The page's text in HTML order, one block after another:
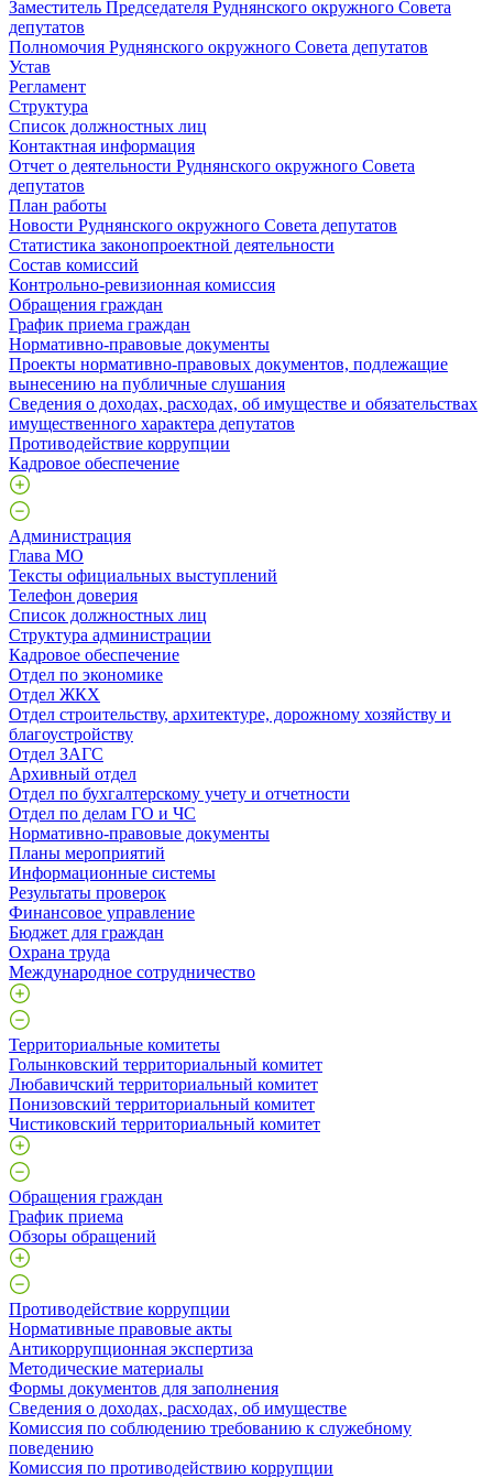
Заместитель Председателя Руднянского окружного Совета
депутатов
Полномочия Руднянского окружного Совета депутатов
Устав
Регламент
Структура
Список должностных лиц
Контактная информация
Отчет о деятельности Руднянского окружного Совета
депутатов
План работы
Новости Руднянского окружного Совета депутатов
Статистика законопроектной деятельности
Состав комиссий
Контрольно-ревизионная комиссия
Обращения граждан
График приема граждан
Нормативно-правовые документы
Проекты нормативно-правовых документов, подлежащие
вынесению на публичные слушания
Сведения о доходах, расходах, об имуществе и обязательствах
имущественного характера депутатов
Противодействие коррупции
Кадровое обеспечение
Администрация
Глава МО
Тексты официальных выступлений
Телефон доверия
Список должностных лиц
Структура администрации
Кадровое обеспечение
Отдел по экономике
Отдел ЖКХ
Отдел строительству, архитектуре, дорожному хозяйству и
благоустройству
Отдел ЗАГС
Архивный отдел
Отдел по бухгалтерскому учету и отчетности
Отдел по делам ГО и ЧС
Нормативно-правовые документы
Планы мероприятий
Информационные системы
Результаты проверок
Финансовое управление
Бюджет для граждан
Охрана труда
Международное сотрудничество
Территориальные комитеты
Голынковский территориальный комитет
Любавичский территориальный комитет
Понизовский территориальный комитет
Чистиковский территориальный комитет
Обращения граждан
График приема
Обзоры обращений
Противодействие коррупции
Нормативные правовые акты
Антикоррупционная экспертиза
Методические материалы
Формы документов для заполнения
Сведения о доходах, расходах, об имуществе
Комиссия по соблюдению требованию к служебному
поведению
Комиссия по противодействию коррупции